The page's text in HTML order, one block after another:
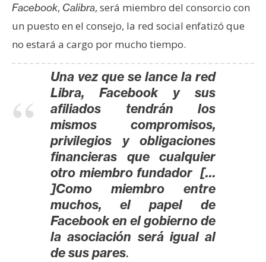
Facebook, Calibra, será miembro del consorcio con
un puesto en el consejo, la red social enfatizó que
no estará a cargo por mucho tiempo.
Una vez que se lance la red
Libra, Facebook y sus
afiliados tendrán los
mismos compromisos,
privilegios y obligaciones
financieras que cualquier
otro miembro fundador […
]Como miembro entre
muchos, el papel de
Facebook en el gobierno de
la asociación será igual al
de sus pares.